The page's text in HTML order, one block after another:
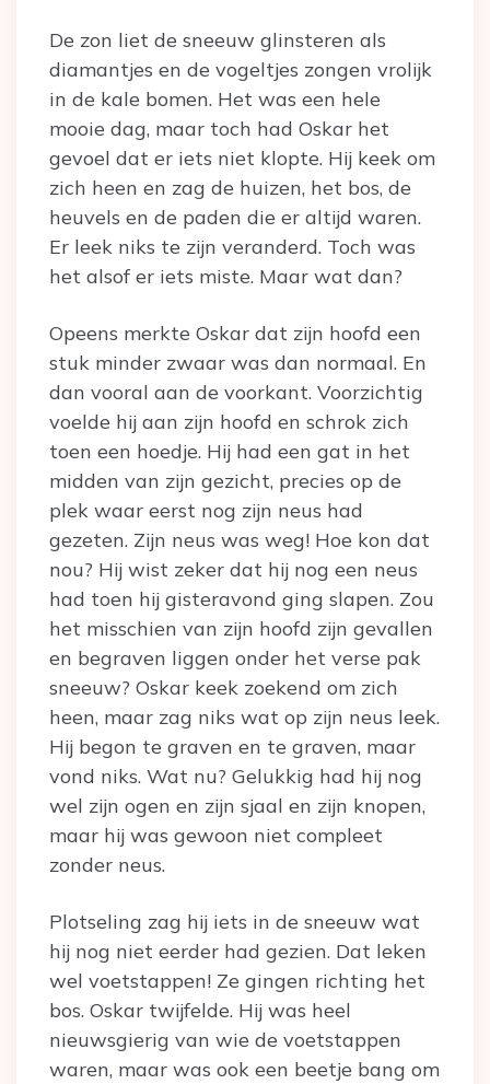
De zon liet de sneeuw glinsteren als
diamantjes en de vogeltjes zongen vrolijk
in de kale bomen. Het was een hele
mooie dag, maar toch had Oskar het
gevoel dat er iets niet klopte. Hij keek om
zich heen en zag de huizen, het bos, de
heuvels en de paden die er altijd waren.
Er leek niks te zijn veranderd. Toch was
het alsof er iets miste. Maar wat dan?
Opeens merkte Oskar dat zijn hoofd een
stuk minder zwaar was dan normaal. En
dan vooral aan de voorkant. Voorzichtig
voelde hij aan zijn hoofd en schrok zich
toen een hoedje. Hij had een gat in het
midden van zijn gezicht, precies op de
plek waar eerst nog zijn neus had
gezeten. Zijn neus was weg! Hoe kon dat
nou? Hij wist zeker dat hij nog een neus
had toen hij gisteravond ging slapen. Zou
het misschien van zijn hoofd zijn gevallen
en begraven liggen onder het verse pak
sneeuw? Oskar keek zoekend om zich
heen, maar zag niks wat op zijn neus leek.
Hij begon te graven en te graven, maar
vond niks. Wat nu? Gelukkig had hij nog
wel zijn ogen en zijn sjaal en zijn knopen,
maar hij was gewoon niet compleet
zonder neus.
Plotseling zag hij iets in de sneeuw wat
hij nog niet eerder had gezien. Dat leken
wel voetstappen! Ze gingen richting het
bos. Oskar twijfelde. Hij was heel
nieuwsgierig van wie de voetstappen
waren, maar was ook een beetje bang om